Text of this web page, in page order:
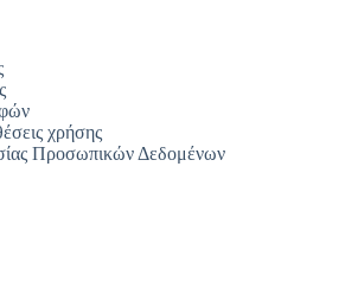
χρήσης
Προσωπικών Δεδομένων